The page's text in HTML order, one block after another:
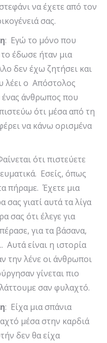
να έχετε από τον
σας.
: Εγώ το μόνο που
έδωσε ήταν μια
δεν έχω ζητήσει και
λέει ο Απόστολος
ένας άνθρωπος που
ότι μέσα από τη
να κάνω ορισμένα
ότι πιστεύετε
Εσείς, όπως
πήραμε. Έχετε μια
γιατί αυτά τα λίγα
σας ότι έλεγε για
για τα βάσανα,
είναι η ιστορία
την λένε οι άνθρωποι
γίνεται πιο
σαν φυλαχτό.
: Είχα μια σπάνια
μέσα στην καρδιά
δεν θα είχα